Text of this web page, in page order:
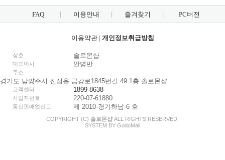
FAQ 이용안내 즐겨찾기 PC버전
이용약관| 개인정보취급방침
상호 솔로몬샵
대표이사 안병만
주소
경기도 남양주시 진접읍 금강로1845번길 49 1층 솔로몬샵
고객센터 1899-8638
사업자번호 220-07-61880
통신판매업신고 제 2010-경기하남-6 호
COPYRIGHT (C) 솔로몬샵 ALL RIGHTS RESERVED.
SYSTEM BY GodoMall